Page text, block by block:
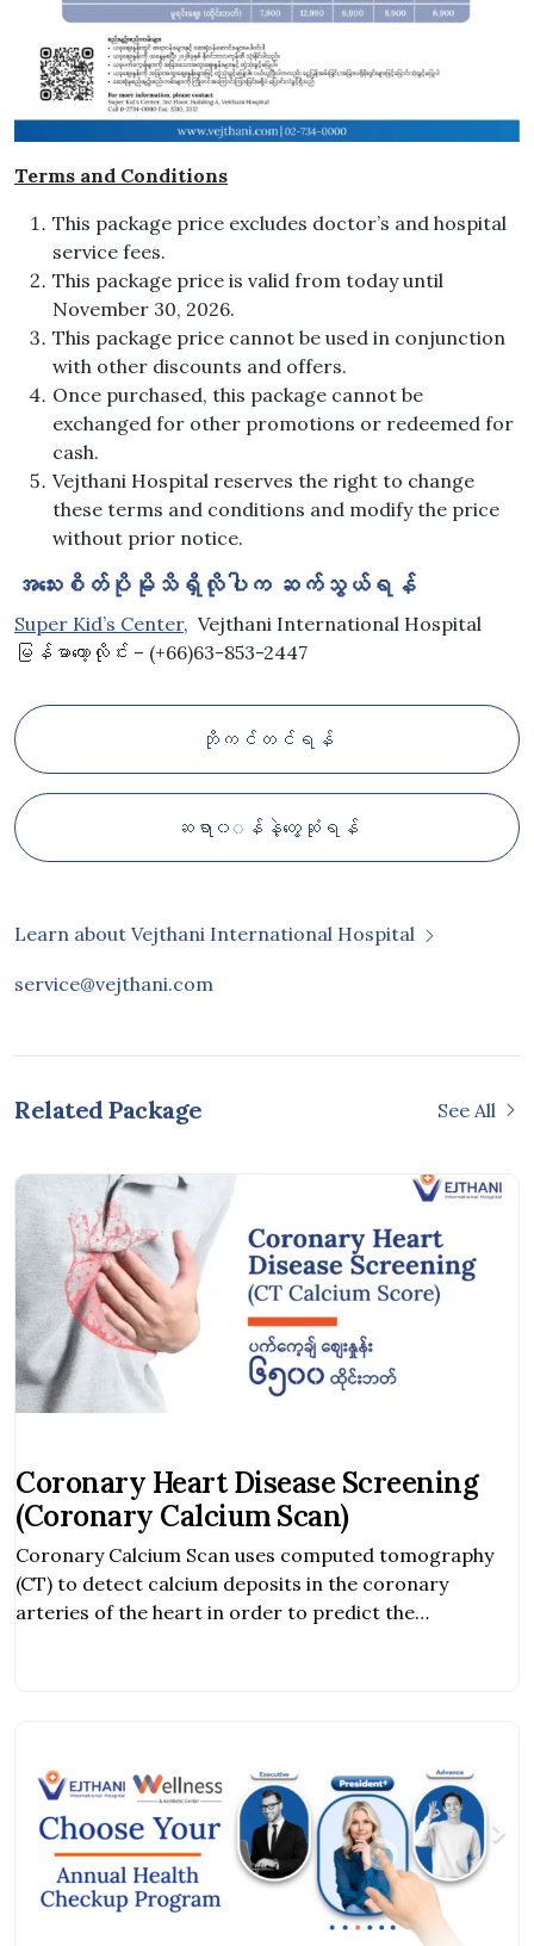
Terms and Conditions
This package price excludes doctor’s and hospital
service fees.
This package price is valid from today until
November 30, 2026.
This package price cannot be used in conjunction
with other discounts and offers.
Once purchased, this package cannot be
exchanged for other promotions or redeemed for
cash.
Vejthani Hospital reserves the right to change
these terms and conditions and modify the price
without prior notice.
အသေးစိတ်ပိုမိုသိရှိလိုပါက ဆက်သွယ်ရန်
Super Kid’s Center, Vejthani International Hospital
မြန်မာဟော့လိုင်း – (+66)63-853-2447
ဘိုကင်တင်ရန်
ဆရာ၀◌န်နဲ့တွေ့ဆုံရန်
Learn about Vejthani International Hospital
service@vejthani.com
Related Package See All
Coronary Heart Disease Screening
(Coronary Calcium Scan)
Coronary Calcium Scan uses computed tomography
(CT) to detect calcium deposits in the coronary
arteries of the heart in order to predict the